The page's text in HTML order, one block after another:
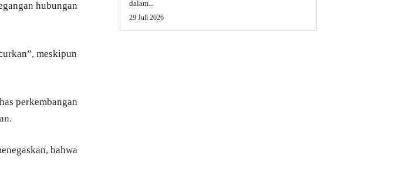
hubungan
meskipun
perkembangan
bahwa
dalam...
29 Juli 2026